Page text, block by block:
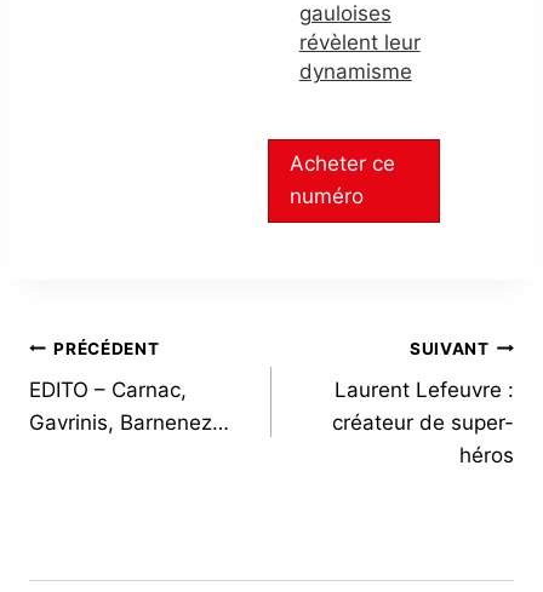
gauloises
révèlent leur
dynamisme
Acheter ce
numéro
NAVIGATION
DE
PRÉCÉDENT
EDITO – Carnac,
Gavrinis, Barnenez…
SUIVANT
Laurent Lefeuvre :
créateur de super-
héros